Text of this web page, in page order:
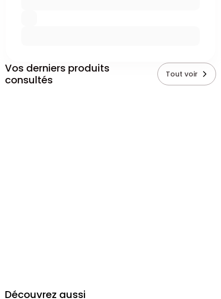
Vos derniers produits
consultés
Tout voir
Découvrez aussi